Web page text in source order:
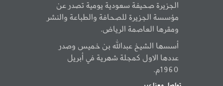
الجزيرة صحيفة سعودية يومية تصدر عن
مؤسسة الجزيرة للصحافة والطباعة والنشر
ومقرها العاصمة الرياض.
أسسها الشيخ عبدالله بن خميس وصدر
عددها الاول كمجلة شهرية في أبريل
1960م.